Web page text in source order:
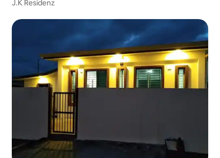
J.K Residenz